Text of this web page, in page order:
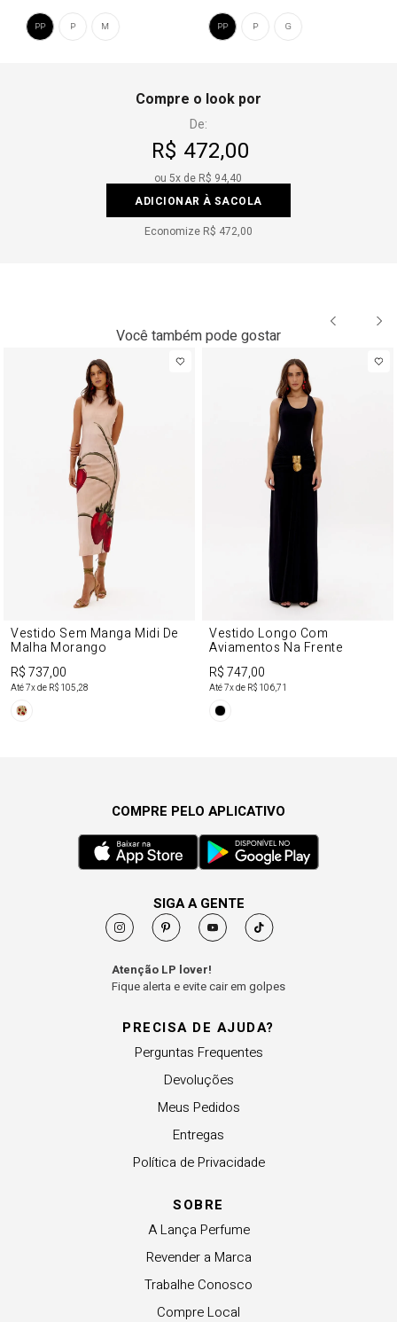
M
P
PP G
P
PP
Compre o look por
De:
R$ 472,00
ou5x de R$ 94,40
ADICIONAR À SACOLA
Economize R$ 472,00
Você também pode gostar
Vestido Sem Manga Midi De
Malha Morango
R$ 737,00
Até7x de R$ 105,28
Vestido Longo Com
Aviamentos Na Frente
R$ 747,00
Até7x de R$ 106,71
PRECISA DE AJUDA?
Perguntas Frequentes
Devoluções
Meus Pedidos
Entregas
Política de Privacidade
SOBRE
A Lança Perfume
Revender a Marca
Trabalhe Conosco
Compre Local
COMPRE PELO APLICATIVO
SIGA A GENTE
Atenção LP lover!
Fique alerta e evite cair em golpes